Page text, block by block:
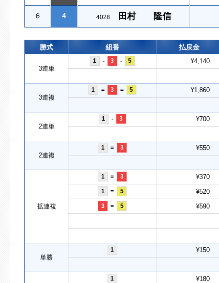
６ 4 4028 田村 隆信
勝式 組番 払戻金
3連単
1 - 3 - 5 ¥4,140
3連複
1 = 3 = 5 ¥1,860
2連単
1 - 3 ¥700
2連複
1 = 3 ¥550
拡連複
1 = 3 ¥370
1 = 5 ¥520
3 = 5 ¥590
単勝
1 ¥150
1 ¥180